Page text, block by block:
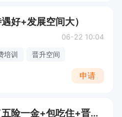
好+发展空间大）
06-22 10:04
培训 晋升空间
申请
潢川血浆站宣传员（五险一金+包吃住+晋升空间）